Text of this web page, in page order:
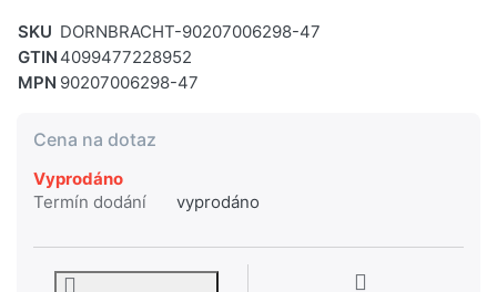
SKU DORNBRACHT-90207006298-47
GTIN 4099477228952
MPN 90207006298-47
Cena na dotaz
Vyprodáno
Termín dodání
vyprodáno